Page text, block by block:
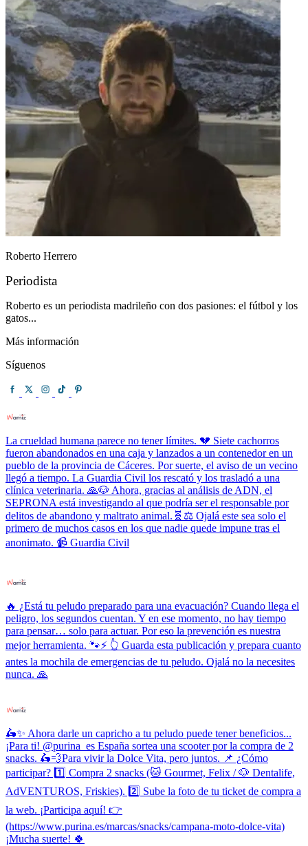
Roberto Herrero
Periodista
Roberto es un periodista madrileño con dos pasiones: el fútbol y los
gatos...
Más información
Síguenos
La crueldad humana parece no tener límites. 💔 Siete cachorros
fueron abandonados en una caja y lanzados a un contenedor en un
pueblo de la provincia de Cáceres. Por suerte, el aviso de un vecino
llegó a tiempo. La Guardia Civil los rescató y los trasladó a una
clínica veterinaria. 🙏🐶 Ahora, gracias al análisis de ADN, el
SEPRONA está investigando al que podría ser el responsable por
delitos de abandono y maltrato animal.🧬⚖️ Ojalá este sea solo el
primero de muchos casos en los que nadie quede impune tras el
anonimato. 📹 Guardia Civil
🔥 ¿Está tu peludo preparado para una evacuación? Cuando llega el
peligro, los segundos cuentan. Y en ese momento, no hay tiempo
para pensar… solo para actuar. Por eso la prevención es nuestra
mejor herramienta. 🐾⚡ 👆 Guarda esta publicación y prepara cuanto
antes la mochila de emergencias de tu peludo. Ojalá no la necesites
nunca. 🙏
🛵✨ Ahora darle un capricho a tu peludo puede tener beneficios...
¡Para ti! @purina_es España sortea una scooter por la compra de 2
snacks. 🛵💨Para vivir la Dolce Vita, pero juntos. 📌 ¿Cómo
participar? 1️⃣ Compra 2 snacks (🐱 Gourmet, Felix / 🐶 Dentalife,
AdVENTUROS, Friskies). 2️⃣ Sube la foto de tu ticket de compra a
la web. ¡Participa aquí! 👉
(https://www.purina.es/marcas/snacks/campana-moto-dolce-vita)
¡Mucha suerte! 🍀